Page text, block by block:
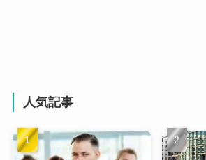
人気記事